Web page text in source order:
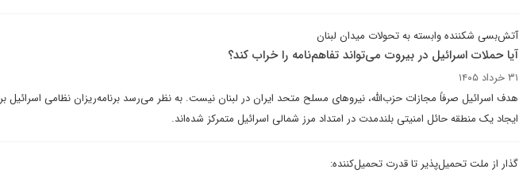
آتش‌بسی شکننده وابسته به تحولات میدان لبنان
آیا حملات اسرائیل در بیروت می‌تواند تفاهم‌نامه را خراب کند؟
۳۱ خرداد ۱۴۰۵
هدف اسرائیل صرفاً مجازات حزب‌الله، نیروهای مسلح متحد ایران در لبنان نیست. به نظر می‌رسد برنامه‌ریزان نظامی اسرائیل بر
ایجاد یک منطقه حائل امنیتی بلندمدت در امتداد مرز شمالی اسرائیل متمرکز شده‌اند.
گذار از ملت تحمیل‌پذیر تا قدرت تحمیل‌کننده: